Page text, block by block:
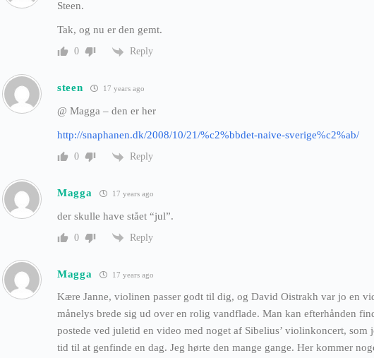
Steen.
Tak, og nu er den gemt.
0 Reply
steen 17 years ago
@ Magga – den er her
http://snaphanen.dk/2008/10/21/%c2%bbdet-naive-sverige%c2%ab/
0 Reply
Magga 17 years ago
der skulle have stået “jul”.
0 Reply
Magga 17 years ago
Kære Janne, violinen passer godt til dig, og David Oistrakh var jo en
månelys brede sig ud over en rolig vandflade. Man kan efterhånden
postede ved juletid en video med noget af Sibelius’ violinkoncert,
tid til at genfinde en dag. Jeg hørte den mange gange. Her kommer